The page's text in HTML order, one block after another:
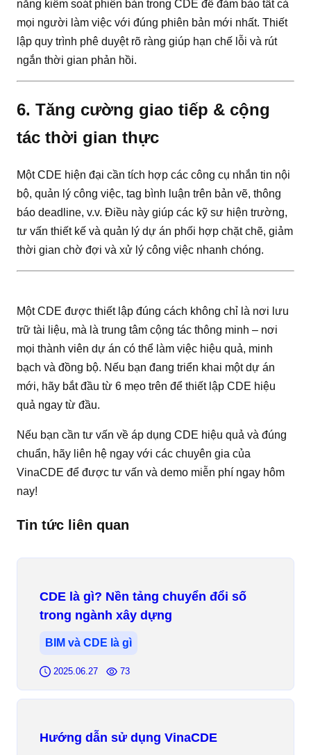
năng kiểm soát phiên bản trong CDE để đảm bảo tất cả
mọi người làm việc với đúng phiên bản mới nhất. Thiết
lập quy trình phê duyệt rõ ràng giúp hạn chế lỗi và rút
ngắn thời gian phản hồi.
6. Tăng cường giao tiếp & cộng
tác thời gian thực
Một CDE hiện đại cần tích hợp các công cụ nhắn tin nội
bộ, quản lý công việc, tag bình luận trên bản vẽ, thông
báo deadline, v.v. Điều này giúp các kỹ sư hiện trường,
tư vấn thiết kế và quản lý dự án phối hợp chặt chẽ, giảm
thời gian chờ đợi và xử lý công việc nhanh chóng.
Một CDE được thiết lập đúng cách không chỉ là nơi lưu
trữ tài liệu, mà là trung tâm cộng tác thông minh – nơi
mọi thành viên dự án có thể làm việc hiệu quả, minh
bạch và đồng bộ. Nếu bạn đang triển khai một dự án
mới, hãy bắt đầu từ 6 mẹo trên để thiết lập CDE hiệu
quả ngay từ đầu.
Nếu bạn cần tư vấn về áp dụng CDE hiệu quả và đúng
chuẩn, hãy liên hệ ngay với các chuyên gia của
VinaCDE để được tư vấn và demo miễn phí ngay hôm
nay!
Tin tức liên quan
CDE là gì? Nền tảng chuyển đổi số
trong ngành xây dựng
BIM và CDE là gì
2025.06.27 73
Hướng dẫn sử dụng VinaCDE